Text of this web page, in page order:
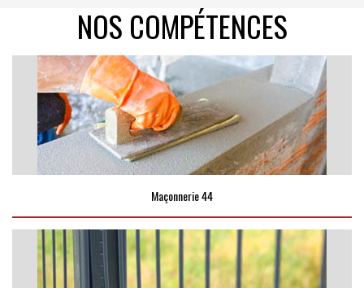
NOS COMPÉTENCES
Maçonnerie 44